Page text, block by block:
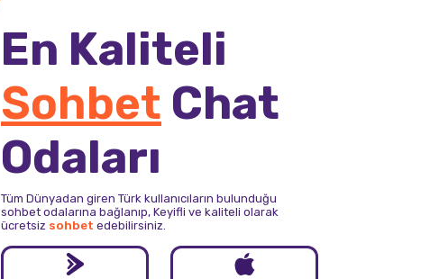
En Kaliteli
Sohbet Chat
Odaları
Tüm Dünyadan giren Türk kullanıcıların bulunduğu
sohbet odalarına bağlanıp, Keyifli ve kaliteli olarak
ücretsiz sohbet edebilirsiniz.